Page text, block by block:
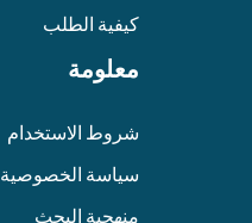
كيفية الطلب
معلومة
شروط الاستخدام
سياسة الخصوصية
منهجية البحث